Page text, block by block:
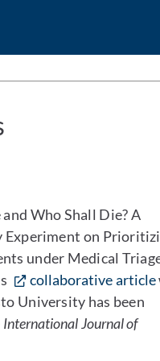
Who Shall Die? A
Experiment on
under Medical
collaborative article
University has been
International Journal of